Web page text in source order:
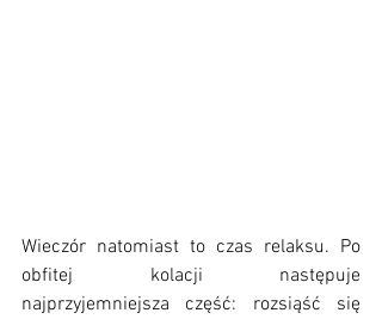
Wieczór natomiast to czas relaksu. Po
obfitej kolacji następuje
najprzyjemniejsza część: rozsiąść się